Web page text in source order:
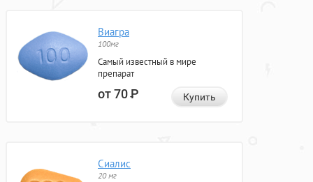
Виагра
100мг
Самый известный в мире
препарат
от 70Р Купить
Сиалис
20 мг